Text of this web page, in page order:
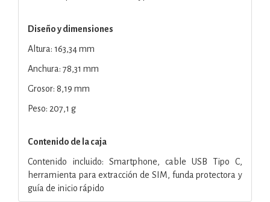
Diseño y dimensiones
Altura: 163,34 mm
Anchura: 78,31 mm
Grosor: 8,19 mm
Peso: 207,1 g
Contenido de la caja
Contenido incluido: Smartphone, cable USB Tipo C,
herramienta para extracción de SIM, funda protectora y
guía de inicio rápido